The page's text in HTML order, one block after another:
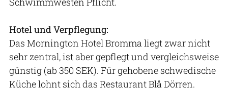
Hotel und Verpflegung:
Das Mornington Hotel Bromma liegt zwar nicht
sehr zentral, ist aber gepflegt und vergleichsweise
günstig (ab 350 SEK). Für gehobene schwedische
Küche lohnt sich das Restaurant Blå Dörren.